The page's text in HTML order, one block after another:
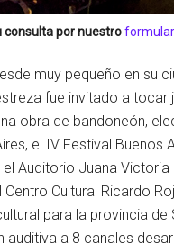
por nuestro
muy pequeño en su
fue invitado a tocar
obra de bandoneón,
el IV Festival Buenos
Auditorio Juana
Cultural Ricardo
para la provincia de
auditiva a 8 canales